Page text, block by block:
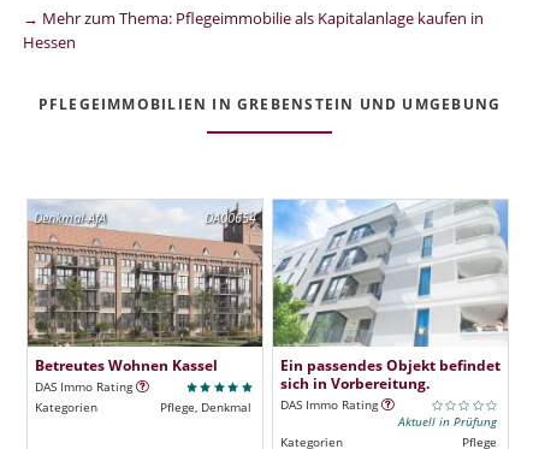
→ Mehr zum Thema: Pflegeimmobilie als Kapitalanlage kaufen in
Hessen
PFLEGEIMMOBILIEN IN GREBENSTEIN UND UMGEBUNG
DA00654
Denkmal-AfA
Betreutes Wohnen Kassel
DAS Immo Rating
Kategorien
Pflege, Denkmal
Ein passendes Objekt befindet
sich in Vorbereitung.
DAS Immo Rating
Aktuell in Prüfung
Kategorien
Pflege